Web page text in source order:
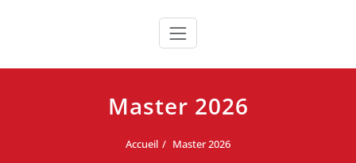
Master 2026
Accueil Master 2026